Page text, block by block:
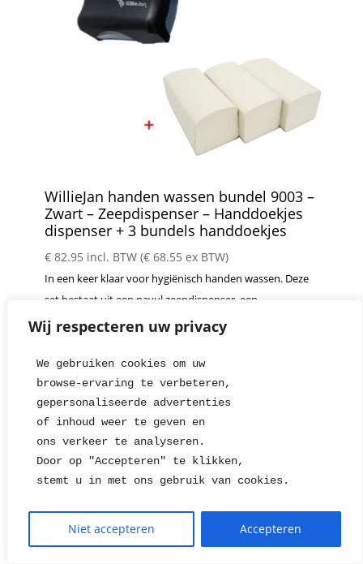
Wij respecteren uw privacy
We gebruiken cookies om uw
browse-ervaring te verbeteren,
gepersonaliseerde advertenties
of inhoud weer te geven en
ons verkeer te analyseren.
Door op "Accepteren" te klikken,
stemt u in met ons gebruik van cookies.
Niet accepteren Accepteren
WillieJan handen wassen bundel 9003 –
Zwart – Zeepdispenser – Handdoekjes
dispenser + 3 bundels handdoekjes
€82.95 incl. BTW (€68.55 ex BTW)
In een keer klaar voor hygiënisch handen wassen. Deze
set bestaat uit een navul zeepdispenser, een
handdoekjes dispenser en 3 bundels met elk 160
vloeibare zeep gieten.
Snelle weergave In winkelwagen
1 2 →